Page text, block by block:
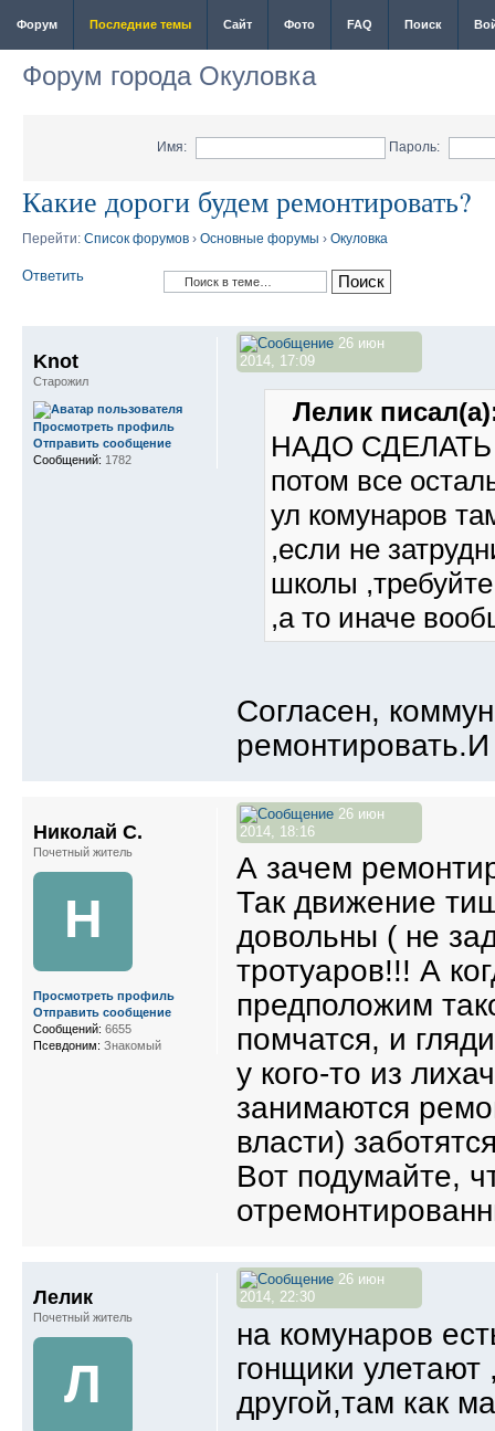
Форум Последние темы Сайт Фото FAQ Поиск
Форум города Окуловка
Имя: Пароль:
Какие дороги будем ремонтировать?
Перейти: Список форумов › Основные форумы › Окуловка
Ответить
26 июн
2014, 17:09
Лелик
НАДО СДЕЛАТЬ
потом все
ул комунаров
,если не
школы
,а то иначе
Согласен,
Knot
Старожил
Просмотреть профиль
Отправить сообщение
Сообщений: 1782
26 июн
2014, 18:16
А зачем
Так движение
довольны ( не
тротуаров!!! А
предположим
помчатся, и
у кого-то из
занимаются
власти)
Вот подумайте,
Николай С.
Почетный житель
Н
Просмотреть профиль
Отправить сообщение
Сообщений: 6655
Псевдоним: Знакомый
26 июн
2014, 22:30
на комунаров
гонщики улетают
другой,там как
Лелик
Почетный житель
Л